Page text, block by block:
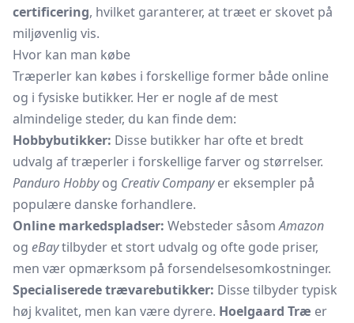
certificering, hvilket garanterer, at træet er skovet på
miljøvenlig vis.
Hvor kan man købe
Træperler kan købes i forskellige former både online
og i fysiske butikker. Her er nogle af de mest
almindelige steder, du kan finde dem:
Hobbybutikker: Disse butikker har ofte et bredt
udvalg af træperler i forskellige farver og størrelser.
Panduro Hobbyog Creativ Companyer eksempler på
populære danske forhandlere.
Online markedspladser: Websteder såsomAmazon
og eBaytilbyder et stort udvalg og ofte gode priser,
men vær opmærksom på forsendelsesomkostninger.
Specialiserede trævarebutikker: Disse tilbyder typisk
høj kvalitet, men kan være dyrere. Hoelgaard Træ er